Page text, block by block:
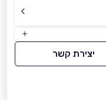
יצירת קשר